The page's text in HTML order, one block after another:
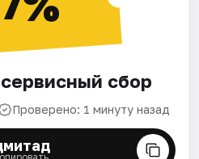
сбор
Проверено: 1 минуту назад